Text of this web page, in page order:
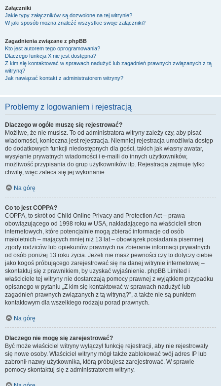
Załączniki
Jakie typy załączników są dozwolone na tej witrynie?
W jaki sposób można znaleźć wszystkie swoje załączniki?
Zagadnienia związane z phpBB
Kto jest autorem tego oprogramowania?
Dlaczego funkcja X nie jest dostępna?
Z kim się kontaktować w sprawach nadużyć lub zagadnień prawnych związanych z tą
witryną?
Jak nawiązać kontakt z administratorem witryny?
Problemy z logowaniem i rejestracją
Dlaczego w ogóle muszę się rejestrować?
Możliwe, że nie musisz. To od administratora witryny zależy czy, aby pisać
wiadomości, konieczna jest rejestracja. Niemniej rejestracja umożliwia dostęp
do dodatkowych funkcji niedostępnych dla gości, takich jak własny awatar,
wysyłanie prywatnych wiadomości i e-maili do innych użytkowników,
możliwość przypisania do grup użytkowników itp. Rejestracja zajmuje tylko
chwilę, więc zaleca się jej wykonanie.
Na górę
Co to jest COPPA?
COPPA, to skrót od Child Online Privacy and Protection Act – prawa
obowiązującego od 1998 roku w USA, nakładającego na właścicieli stron
internetowych, które potencjalnie mogą zbierać informacje od osób
małoletnich – mających mniej niż 13 lat – obowiązek posiadania pisemnej
zgody rodziców lub opiekunów prawnych na zbieranie informacji prywatnych
od osób poniżej 13 roku życia. Jeżeli nie masz pewności czy to dotyczy ciebie
jako kogoś próbującego zarejestrować się na danej witrynie internetowej –
skontaktuj się z prawnikiem, by uzyskać wyjaśnienie. phpBB Limited i
właściciele tej witryny nie dostarczają pomocy prawnej z wyjątkiem przypadku
opisanego w pytaniu „Z kim się kontaktować w sprawach nadużyć lub
zagadnień prawnych związanych z tą witryną?”, a także nie są punktem
kontaktowym dla wszelkiego rodzaju porad prawnych.
Na górę
Dlaczego nie mogę się zarejestrować?
Być może właściciel witryny wyłączył funkcję rejestracji, aby nie rejestrowały
się nowe osoby. Właściciel witryny mógł także zablokować twój adres IP lub
zabronił nazwy użytkownika, którą próbujesz zarejestrować. W sprawie
pomocy skontaktuj się z administratorem witryny.